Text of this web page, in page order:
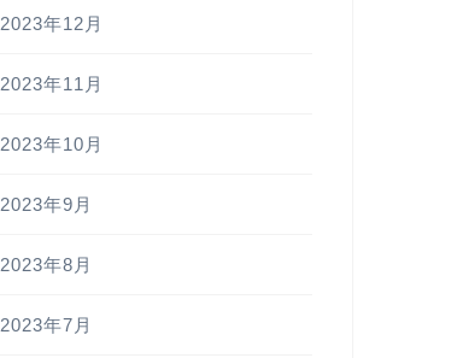
2023年12月
2023年11月
2023年10月
2023年9月
2023年8月
2023年7月